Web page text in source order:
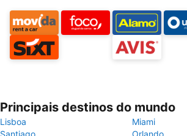
Principais destinos do mundo
Lisboa
Miami
Santiago
Orlando